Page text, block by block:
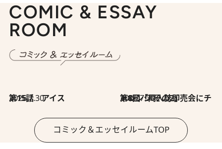
COMIC & ESSAY
ROOM
2026.7.30
第15話 アイス 2026.7.30
第8回「同人誌即売会にチャレンジ その2」
コミック＆エッセイルームTOP